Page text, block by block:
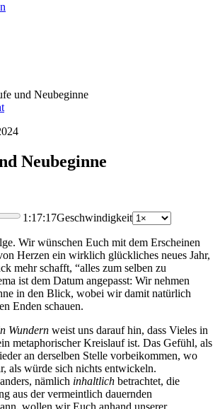
Neubeginne
1:17:17Geschwindigkeit
Wir wünschen Euch mit dem Erscheinen
Herzen ein wirklich glückliches neues Jahr,
mehr schafft, “alles zum selben zu
ist dem Datum angepasst: Wir nehmen
in den Blick, wobei wir damit natürlich
Enden schauen.
Wundern weist uns darauf hin, dass Vieles in
metaphorischer Kreislauf ist. Das Gefühl, als
an derselben Stelle vorbeikommen, wo
als würde sich nichts entwickeln.
nämlich inhaltlich betrachtet, die
aus der vermeintlich dauernden
wollen wir Euch anhand unserer